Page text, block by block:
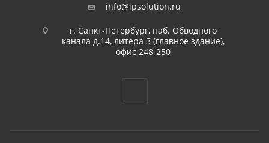
info@ipsolution.ru
г. Санкт-Петербург, наб. Обводного
канала д.14, литера З (главное здание),
офис 248-250